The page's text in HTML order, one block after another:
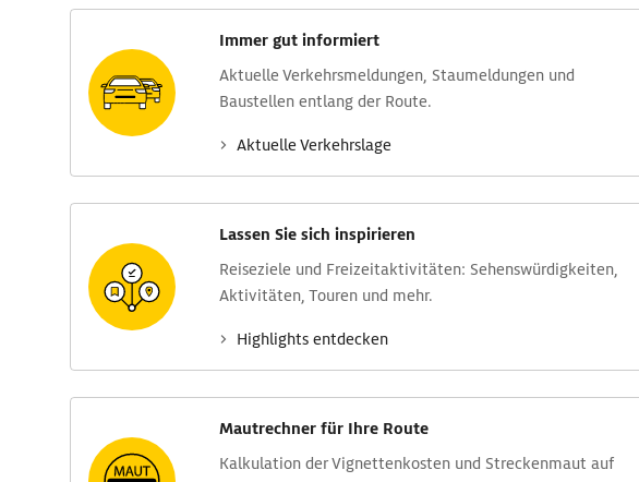
Immer gut informiert
Aktuelle Verkehrs­meldungen, Stau­meldungen und
Baustellen entlang der Route.
Aktuelle Verkehrs­lage
Lassen Sie sich inspirieren
Reise­ziele und Freizeit­aktivitäten: Sehens­würdig­keiten,
Aktivitäten, Touren und mehr.
Highlights entdecken
Mautrechner für Ihre Route
Kalkulation der Vignettenkosten und Streckenmaut auf